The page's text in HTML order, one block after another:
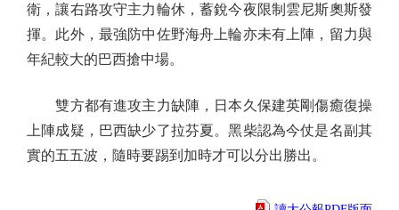
衛，讓右路攻守主力輪休，蓄銳今夜限制雲尼斯奧斯發
揮。此外，最強防中佐野海舟上輪亦未有上陣，留力與
年紀較大的巴西搶中場。
雙方都有進攻主力缺陣，日本久保建英剛傷癒復操
上陣成疑，巴西缺少了拉芬夏。黑柴認為今仗是名副其
實的五五波，隨時要踢到加時才可以分出勝出。